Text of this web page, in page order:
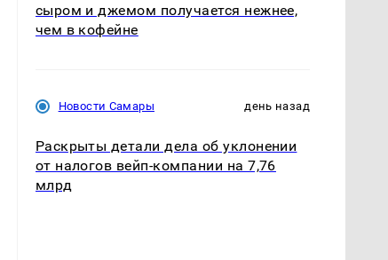
сыром и джемом получается нежнее,
чем в кофейне
Новости Самары день назад
Раскрыты детали дела об уклонении
от налогов вейп-компании на 7,76
млрд